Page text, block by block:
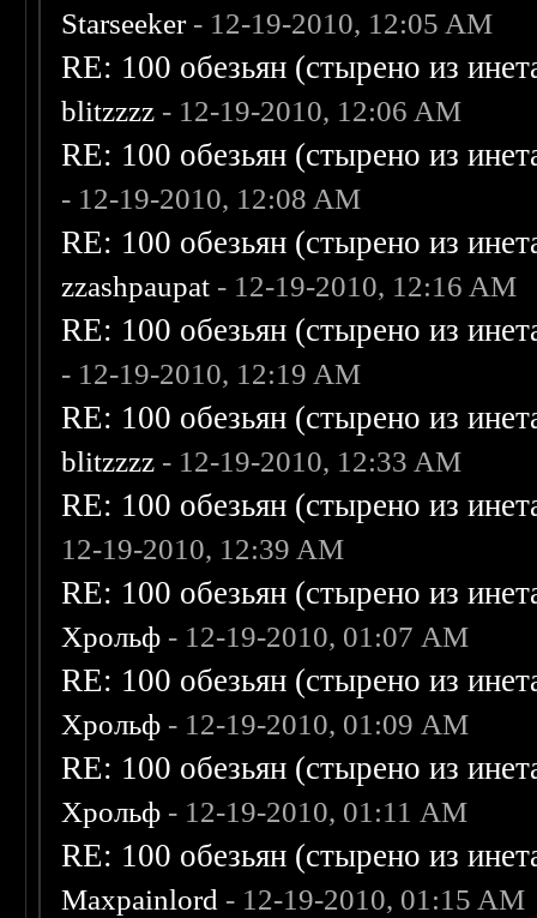
Starseeker- 12-19-2010, 12:05 AM
RE: 100 обезьян (стырено из
blitzzzz - 12-19-2010, 12:06 AM
RE: 100 обезьян (стырено из
- 12-19-2010, 12:08 AM
RE: 100 обезьян (стырено из
zzashpaupat - 12-19-2010, 12:16 AM
RE: 100 обезьян (стырено из
- 12-19-2010, 12:19 AM
RE: 100 обезьян (стырено из
blitzzzz - 12-19-2010, 12:33 AM
RE: 100 обезьян (стырено из
12-19-2010, 12:39 AM
RE: 100 обезьян (стырено из
Хрольф - 12-19-2010, 01:07 AM
RE: 100 обезьян (стырено из
Хрольф - 12-19-2010, 01:09 AM
RE: 100 обезьян (стырено из
Хрольф - 12-19-2010, 01:11 AM
RE: 100 обезьян (стырено из
Maxpainlord - 12-19-2010, 01:15 AM